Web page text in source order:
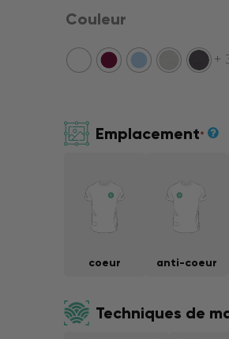
Couleur
+
Emplacement*
coeur anti-coeur
Techniques de